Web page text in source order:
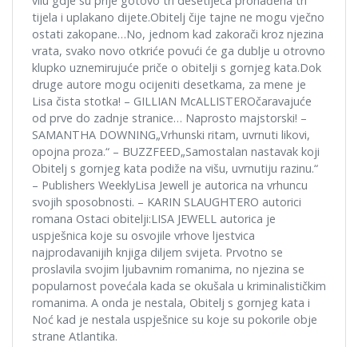
tijela i uplakano dijete.Obitelj čije tajne ne mogu vječno
ostati zakopane…No, jednom kad zakorači kroz njezina
vrata, svako novo otkriće povući će ga dublje u otrovno
klupko uznemirujuće priče o obitelji s gornjeg kata.Dok
druge autore mogu ocijeniti desetkama, za mene je
Lisa čista stotka! – GILLIAN McALLISTEROčaravajuće
od prve do zadnje stranice… Naprosto majstorski! –
SAMANTHA DOWNING„Vrhunski ritam, uvrnuti likovi,
opojna proza.“ – BUZZFEED„Samostalan nastavak koji
Obitelj s gornjeg kata podiže na višu, uvrnutiju razinu.“
– Publishers WeeklyLisa Jewell je autorica na vrhuncu
svojih sposobnosti. – KARIN SLAUGHTERO autorici
romana Ostaci obitelji:LISA JEWELL autorica je
uspješnica koje su osvojile vrhove ljestvica
najprodavanijih knjiga diljem svijeta. Prvotno se
proslavila svojim ljubavnim romanima, no njezina se
popularnost povećala kada se okušala u kriminalističkim
romanima. A onda je nestala, Obitelj s gornjeg kata i
Noć kad je nestala uspješnice su koje su pokorile obje
strane Atlantika.